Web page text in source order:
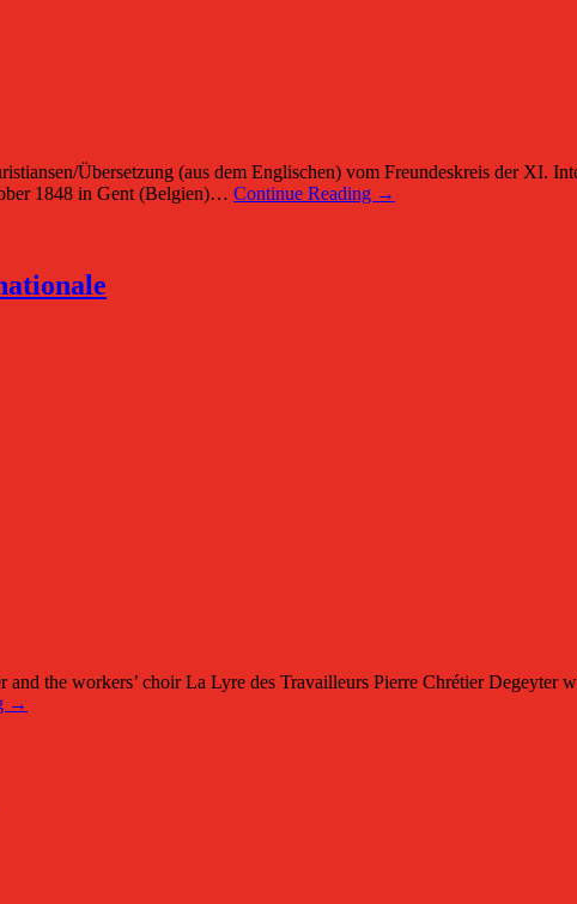
Übersetzung (aus dem Englischen) vom Freundeskreis der XI.
1848 in Gent (Belgien)… Continue Reading →
the workers’ choir La Lyre des Travailleurs Pierre Chrétier Degeyter
→